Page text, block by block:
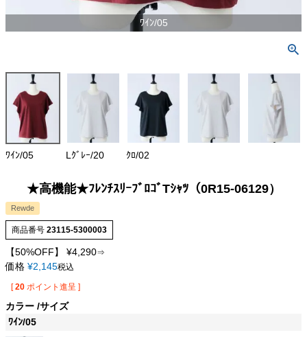
ﾜｲﾝ/05
ﾜｲﾝ/05 Lｸﾞﾚｰ/20 ｸﾛ/02
★高機能★ﾌﾚﾝﾁｽﾘｰﾌﾞﾛｺﾞTｼｬﾂ（0R15-06129）
Rewde
商品番号 23115-5300003
【50%OFF】 ¥4,290⇒
価格 ¥2,145税込
[ 20 ポイント進呈 ]
カラー サイズ
ﾜｲﾝ/05